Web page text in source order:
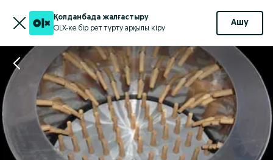
Қолданбада жалғастыру
OLX-ке бір рет түрту арқылы кіру
Ашу